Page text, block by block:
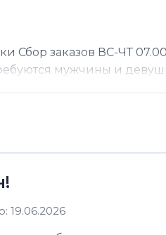
заказов ВС-ЧТ 07.00
мужчины и
19.06.2026